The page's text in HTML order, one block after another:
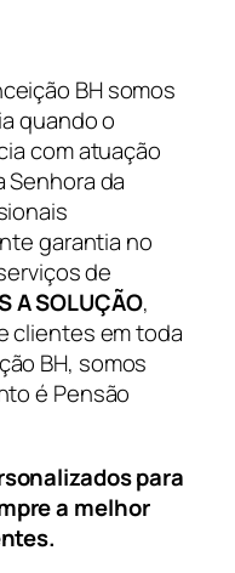
BH somos
quando o
com atuação
Senhora da
garantia no
de
A SOLUÇÃO,
clientes em toda
BH, somos
é Pensão
para
a melhor